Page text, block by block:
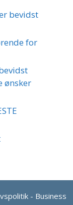
bevidst
for
ønsker
- Business